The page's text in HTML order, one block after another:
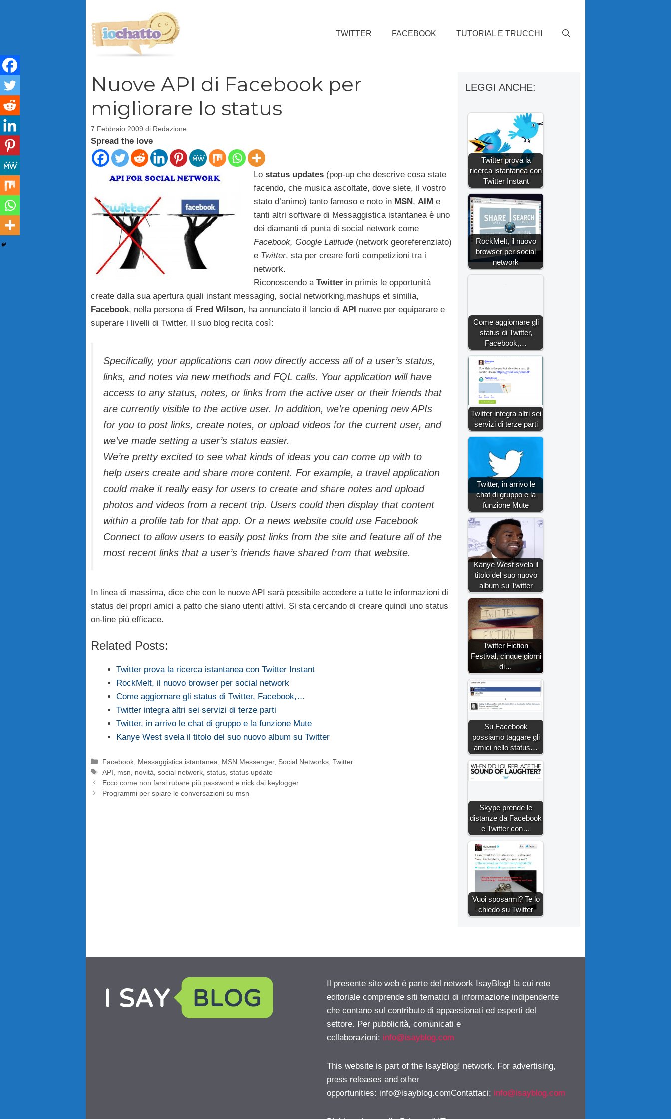
TWITTER FACEBOOK TUTORIAL E TRUCCHI
Nuove API di Facebook per
migliorare lo status
7 Febbraio 2009 di Redazione
Spread the love
Lo status updates(pop-up che descrive cosa state
facendo, che musica ascoltate, dove siete, il vostro
stato d’animo) tanto famoso e noto in MSN , AIM e
tanti altri software di Messaggistica istantanea è uno
dei diamanti di punta di social network come
Facebook, Google Latitude(network georeferenziato)
e Twitter, sta per creare forti competizioni tra i
network.
Riconoscendo a Twitterin primis le opportunità
create dalla sua apertura quali instant messaging, social networking,mashups et similia,
Facebook, nella persona di Fred Wilson, ha annunciato il lancio di API nuove per equiparare e
superare i livelli di Twitter. Il suo blog recita così:
Specifically, your applications can now directly access all of a user’s status,
links, and notes via new methods and FQL calls. Your application will have
access to any status, notes, or links from the active user or their friends that
are currently visible to the active user. In addition, we’re opening new APIs
for you to post links, create notes, or upload videos for the current user, and
we’ve made setting a user’s status easier.
We’re pretty excited to see what kinds of ideas you can come up with to
help users create and share more content. For example, a travel application
could make it really easy for users to create and share notes and upload
photos and videos from a recent trip. Users could then display that content
within a profile tab for that app. Or a news website could use Facebook
Connect to allow users to easily post links from the site and feature all of the
most recent links that a user’s friends have shared from that website.
In linea di massima, dice che con le nuove API sarà possibile accedere a tutte le informazioni di
status dei propri amici a patto che siano utenti attivi. Si sta cercando di creare quindi uno status
on-line più efficace.
Related Posts:
Twitter prova la ricerca istantanea con Twitter Instant
RockMelt, il nuovo browser per social network
Come aggiornare gli status di Twitter, Facebook,…
Twitter integra altri sei servizi di terze parti
Twitter, in arrivo le chat di gruppo e la funzione Mute
Kanye West svela il titolo del suo nuovo album su Twitter
Categorie
Facebook Messaggistica istantanea MSN Messenger, Social Networks ,Twitter
Tag
API msn novità ,social network ,status ,status update
Ecco come non farsi rubare più password e nick dai keylogger
Programmi per spiare le conversazioni su msn
LEGGI ANCHE:
Twitter prova la
ricerca istantanea con
Twitter Instant
RockMelt, il nuovo
browser per social
network
Come aggiornare gli
status di Twitter,
Facebook,…
Twitter integra altri sei
servizi di terze parti
Twitter, in arrivo le
chat di gruppo e la
funzione Mute
Kanye West svela il
titolo del suo nuovo
album su Twitter
Twitter Fiction
Festival, cinque giorni
di…
Su Facebook
possiamo taggare gli
amici nello status…
Skype prende le
distanze da Facebook
e Twitter con…
Vuoi sposarmi? Te lo
chiedo su Twitter
Il presente sito web è parte del network IsayBlog! la cui rete
editoriale comprende siti tematici di informazione indipendente
che contano sul contributo di appassionati ed esperti del
settore. Per pubblicità, comunicati e
collaborazioni: info@isayblog.com
This website is part of the IsayBlog! network. For advertising,
press releases and other
opportunities: info@isayblog.comContattaci: info@isayblog.com